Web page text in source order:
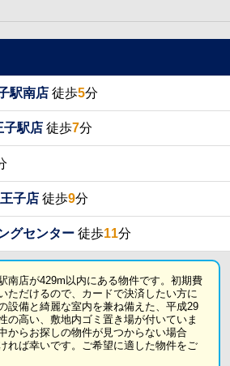
駅南店 徒歩5分
子駅店 徒歩7分
子店 徒歩9分
グセンター 徒歩11分
南店が429m以内にある物件です。初期費
ただけるので、カードで決済したい方に
設備と綺麗な室内を兼ね備えた、平成29
の高い、敷地内ゴミ置き場が付いていま
からお探しの物件が見つからない場合
れば幸いです。ご希望に適した物件をご